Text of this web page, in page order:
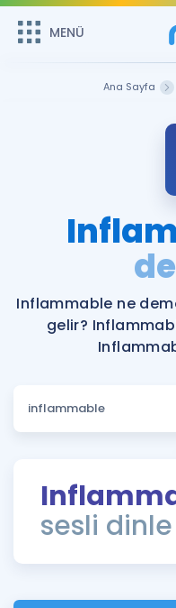
MENÜ
Remzi Hoca ile seni
MENÜ
Katılımcı Görüşleri
Faydalı Araçlar
Ücretsiz
ÖSYM Sınav
Kampanyalar
Ana Sayfa
Inflammable ne
gelir?
sesli dinle